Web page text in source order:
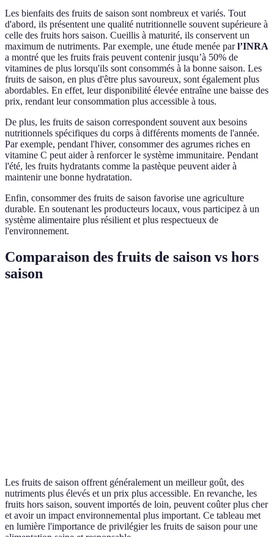
Les bienfaits des fruits de saison sont nombreux et variés. Tout
d'abord, ils présentent une qualité nutritionnelle souvent supérieure à
celle des fruits hors saison. Cueillis à maturité, ils conservent un
maximum de nutriments. Par exemple, une étude menée parl’INRA
a montré que les fruits frais peuvent contenir jusqu’à 50% de
vitamines de plus lorsqu'ils sont consommés à la bonne saison. Les
fruits de saison, en plus d'être plus savoureux, sont également plus
abordables. En effet, leur disponibilité élevée entraîne une baisse des
prix, rendant leur consommation plus accessible à tous.
De plus, les fruits de saison correspondent souvent aux besoins
nutritionnels spécifiques du corps à différents moments de l'année.
Par exemple, pendant l'hiver, consommer des agrumes riches en
vitamine C peut aider à renforcer le système immunitaire. Pendant
l'été, les fruits hydratants comme la pastèque peuvent aider à
maintenir une bonne hydratation.
Enfin, consommer des fruits de saison favorise une agriculture
durable. En soutenant les producteurs locaux, vous participez à un
système alimentaire plus résilient et plus respectueux de
l'environnement.
Comparaison des fruits de saison vs hors
saison
Les fruits de saison offrent généralement un meilleur goût, des
nutriments plus élevés et un prix plus accessible. En revanche, les
fruits hors saison, souvent importés de loin, peuvent coûter plus cher
et avoir un impact environnemental plus important. Ce tableau met
en lumière l'importance de privilégier les fruits de saison pour une